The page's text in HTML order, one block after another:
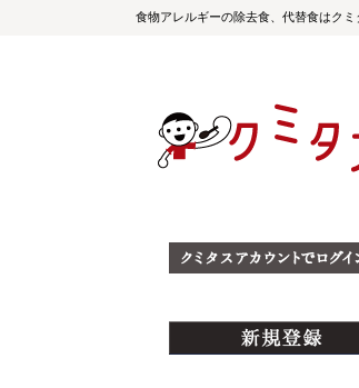
食物アレルギーの除去食、代替食はクミ